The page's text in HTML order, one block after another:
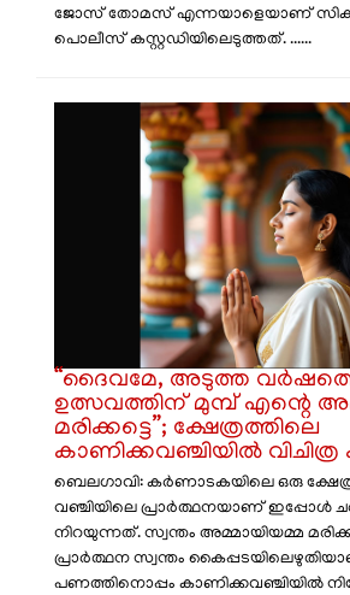
ജോസ് തോമസ് എന്നയാളെയാണ്
പൊലീസ് കസ്റ്റഡിയിലെടുത്തത്. ......
“ദൈവമേ, അടുത്ത
ഉത്സവത്തിന് മുമ്പ് എന്റെ
മരിക്കട്ടെ”; ക്ഷേത്രത്തിലെ
കാണിക്കവഞ്ചിയിൽ വിചിത്ര
ബെല​ഗാവി: കർണാടകയിലെ ഒരു
വഞ്ചിയിലെ പ്രാർത്ഥനയാണ് ഇപ്പോൾ
നിറയുന്നത്. സ്വന്തം അമ്മായിയമ്മ
പ്രാർത്ഥന സ്വന്തം
പണത്തിനൊപ്പം കാണിക്കവഞ്ചിയിൽ